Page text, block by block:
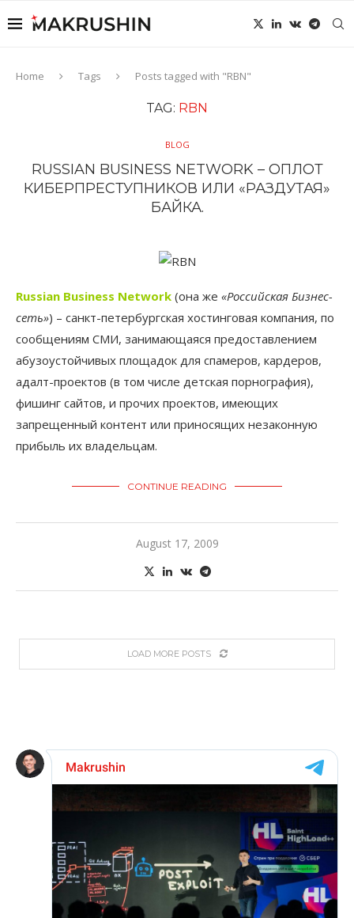
Home Tags Posts tagged with "RBN"
TAG: RBN
BLOG
RUSSIAN BUSINESS NETWORK – ОПЛОТ
КИБЕРПРЕСТУПНИКОВ ИЛИ «РАЗДУТАЯ»
БАЙКА.
Russian Business Network (она же «Российская Бизнес-
сеть») – санкт-петербургская хостинговая компания, по
сообщениям СМИ, занимающаяся предоставлением
абузоустойчивых площадок для спамеров, кардеров,
адалт-проектов (в том числе детская порнография),
фишинг сайтов, и прочих проектов, имеющих
запрещенный контент или приносящих незаконную
прибыль их владельцам.
CONTINUE READING
August 17, 2009
LOAD MORE POSTS